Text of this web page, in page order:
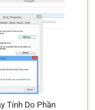
Tính Do Phần